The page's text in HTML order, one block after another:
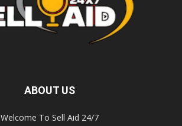
ABOUT US
Welcome To Sell Aid 24/7